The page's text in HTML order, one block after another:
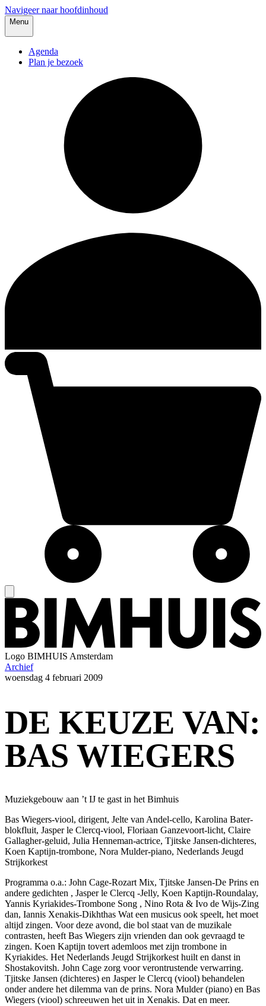
Navigeer naar hoofdinhoud
Menu
Agenda
Plan je bezoek
Logo BIMHUIS Amsterdam
Archief
woensdag 4 februari 2009
DE KEUZE VAN:
BAS WIEGERS
Muziekgebouw aan ’t IJ te gast in het Bimhuis
Bas Wiegers-viool, dirigent, Jelte van Andel-cello, Karolina Bater-
blokfluit, Jasper le Clercq-viool, Floriaan Ganzevoort-licht, Claire
Gallagher-geluid, Julia Henneman-actrice, Tjitske Jansen-dichteres,
Koen Kaptijn-trombone, Nora Mulder-piano, Nederlands Jeugd
Strijkorkest
Programma o.a.: John Cage-Rozart Mix, Tjitske Jansen-De Prins en
andere gedichten , Jasper le Clercq -Jelly, Koen Kaptijn-Roundalay,
Yannis Kyriakides-Trombone Song , Nino Rota & Ivo de Wijs-Zing
dan, Iannis Xenakis-Dikhthas Wat een musicus ook speelt, het moet
altijd zingen. Voor deze avond, die bol staat van de muzikale
contrasten, heeft Bas Wiegers zijn vrienden dan ook gevraagd te
zingen. Koen Kaptijn tovert ademloos met zijn trombone in
Kyriakides. Het Nederlands Jeugd Strijkorkest huilt en danst in
Shostakovitsh. John Cage zorg voor verontrustende verwarring.
Tjitske Jansen (dichteres) en Jasper le Clercq (viool) behandelen
onder andere het dilemma van de prins. Nora Mulder (piano) en Bas
Wiegers (viool) schreeuwen het uit in Xenakis. Dat en meer.